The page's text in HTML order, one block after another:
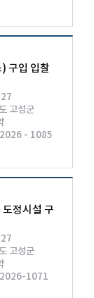
구입 입찰
고성군
2026 - 1085
정시설 구
고성군
2026-1071